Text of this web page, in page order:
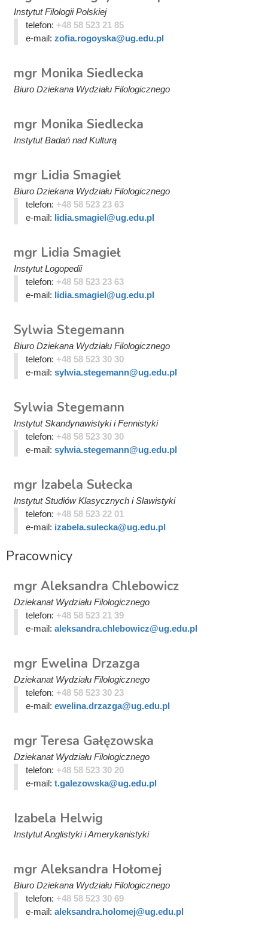
Instytut Filologii Polskiej
telefon: +48 58 523 21 85
e-mail: zofia.rogoyska@ug.edu.pl
mgr Monika Siedlecka
Biuro Dziekana Wydziału Filologicznego
mgr Monika Siedlecka
Instytut Badań nad Kulturą
mgr Lidia Smagieł
Biuro Dziekana Wydziału Filologicznego
telefon: +48 58 523 23 63
e-mail: lidia.smagiel@ug.edu.pl
mgr Lidia Smagieł
Instytut Logopedii
telefon: +48 58 523 23 63
e-mail: lidia.smagiel@ug.edu.pl
Sylwia Stegemann
Biuro Dziekana Wydziału Filologicznego
telefon: +48 58 523 30 30
e-mail: sylwia.stegemann@ug.edu.pl
Sylwia Stegemann
Instytut Skandynawistyki i Fennistyki
telefon: +48 58 523 30 30
e-mail: sylwia.stegemann@ug.edu.pl
mgr Izabela Sułecka
Instytut Studiów Klasycznych i Slawistyki
telefon: +48 58 523 22 01
e-mail: izabela.sulecka@ug.edu.pl
Pracownicy
mgr Aleksandra Chlebowicz
Dziekanat Wydziału Filologicznego
telefon: +48 58 523 21 39
e-mail: aleksandra.chlebowicz@ug.edu.pl
mgr Ewelina Drzazga
Dziekanat Wydziału Filologicznego
telefon: +48 58 523 30 23
e-mail: ewelina.drzazga@ug.edu.pl
mgr Teresa Gałęzowska
Dziekanat Wydziału Filologicznego
telefon: +48 58 523 30 20
e-mail: t.galezowska@ug.edu.pl
Izabela Helwig
Instytut Anglistyki i Amerykanistyki
mgr Aleksandra Hołomej
Biuro Dziekana Wydziału Filologicznego
telefon: +48 58 523 30 69
e-mail: aleksandra.holomej@ug.edu.pl